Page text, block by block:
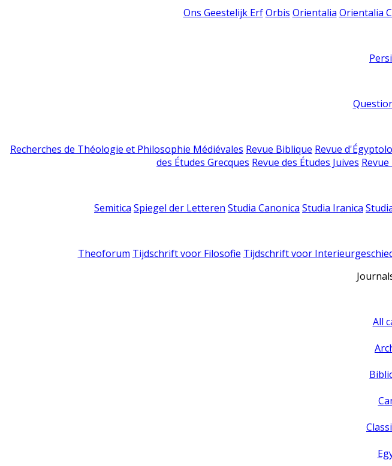
Ons Geestelijk Erf Orbis Orientalia Orientalia
Recherches de Théologie et Philosophie Médiévales Revue Biblique Revue
des Études Grecques Revue des Études Juives
Semitica Spiegel der Letteren Studia Canonica Studia Iranica
Theoforum Tijdschrift voor Filosofie Tijdschrift voor
All